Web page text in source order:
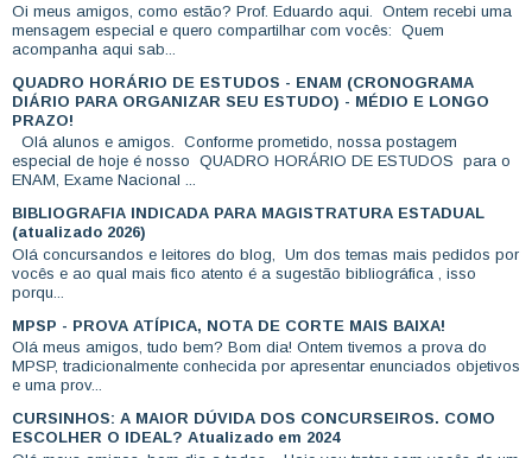
Oi meus amigos, como estão? Prof. Eduardo aqui. Ontem recebi uma
mensagem especial e quero compartilhar com vocês: Quem
acompanha aqui sab...
QUADRO HORÁRIO DE ESTUDOS - ENAM (CRONOGRAMA
DIÁRIO PARA ORGANIZAR SEU ESTUDO) - MÉDIO E LONGO
PRAZO!
Olá alunos e amigos. Conforme prometido, nossa postagem
especial de hoje é nosso QUADRO HORÁRIO DE ESTUDOS para o
ENAM, Exame Nacional ...
BIBLIOGRAFIA INDICADA PARA MAGISTRATURA ESTADUAL
(atualizado 2026)
Olá concursandos e leitores do blog, Um dos temas mais pedidos por
vocês e ao qual mais fico atento é a sugestão bibliográfica , isso
porqu...
MPSP - PROVA ATÍPICA, NOTA DE CORTE MAIS BAIXA!
Olá meus amigos, tudo bem? Bom dia! Ontem tivemos a prova do
MPSP, tradicionalmente conhecida por apresentar enunciados objetivos
e uma prov...
CURSINHOS: A MAIOR DÚVIDA DOS CONCURSEIROS. COMO
ESCOLHER O IDEAL? Atualizado em 2024